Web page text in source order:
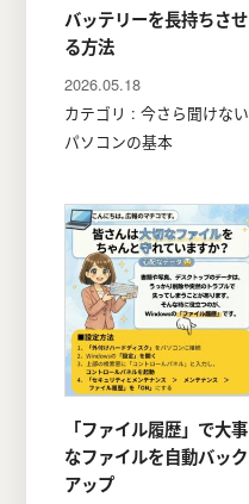
バッテリーを長持ちさせ
る方法
2026.05.18
カテゴリ : 今さら聞けない
パソコンの基本
「ファイル履歴」で大事
なファイルを自動バック
アップ